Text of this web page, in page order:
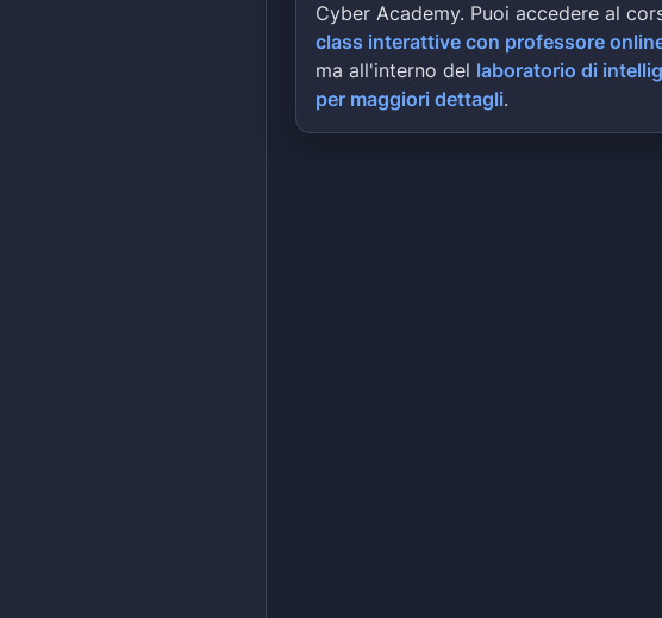
Cyber Academy. Puoi accedere al
class interattive con professore
ma all'interno del laboratorio di
per maggiori dettagli.